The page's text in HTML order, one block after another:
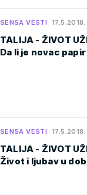
SENSA VESTI 17.5.2018.
TALIJA - ŽIVOT
Da li je novac
SENSA VESTI 17.5.2018.
TALIJA - ŽIVOT
Život i ljubav u